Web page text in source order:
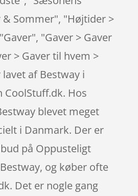
& Sommer", "Højtider >
"Gaver > Gaver
> Gaver til hvem >
af Bestway i
Hos
blevet meget
i Danmark. Der er
på Oppusteligt
og køber ofte
Det er nogle gang